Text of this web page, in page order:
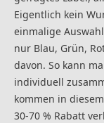
Eigentlich kein
einmalige
nur Blau, Grün,
davon. So kann
individuell
kommen in
30-70 % Rabatt